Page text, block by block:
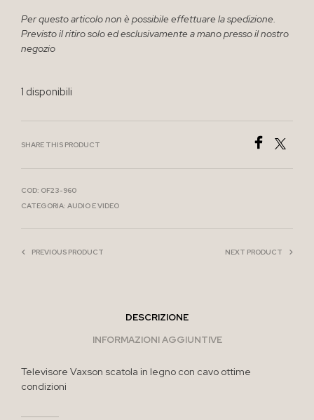
Per questo articolo non è possibile effettuare la spedizione.
Previsto il ritiro solo ed esclusivamente a mano presso il nostro
negozio
1 disponibili
SHARE THIS PRODUCT
COD: OF23-960
CATEGORIA: AUDIO E VIDEO
PREVIOUS PRODUCT NEXT PRODUCT
DESCRIZIONE
INFORMAZIONI AGGIUNTIVE
Televisore Vaxson scatola in legno con cavo ottime
condizioni